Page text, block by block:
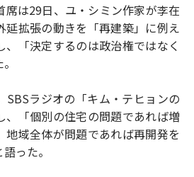
席は29日、ユ・シミン作家が李在
延拡張の動きを「再建築」に例え
「決定するのは政治権ではなく
SBSラジオの「キム・テヒョンの
、「個別の住宅の問題であれば増
地域全体が問題であれば再開発を
った。